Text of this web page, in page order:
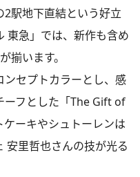
駅地下直結という好立
東急」では、新作も含め
揃います。
セプトカラーとし、感
ーフとした「The Gift of
ーキやシュトーレンは
安里哲也さんの技が光る